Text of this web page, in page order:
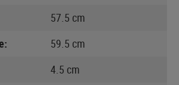
57.5 cm
59.5 cm
4.5 cm